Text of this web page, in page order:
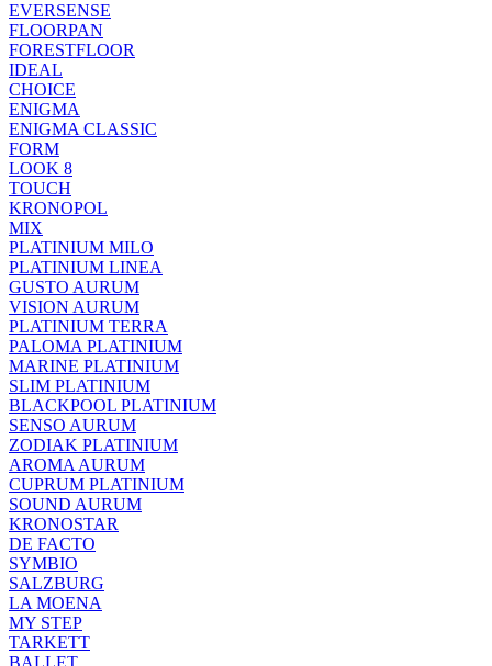
EVERSENSE
FLOORPAN
FORESTFLOOR
IDEAL
CHOICE
ENIGMA
ENIGMA CLASSIC
FORM
LOOK 8
TOUCH
KRONOPOL
MIX
PLATINIUM MILO
PLATINIUM LINEA
GUSTO AURUM
VISION AURUM
PLATINIUM TERRA
PALOMA PLATINIUM
MARINE PLATINIUM
SLIM PLATINIUM
BLACKPOOL PLATINIUM
SENSO AURUM
ZODIAK PLATINIUM
AROMA AURUM
CUPRUM PLATINIUM
SOUND AURUM
KRONOSTAR
DE FACTO
SYMBIO
SALZBURG
LA MOENA
MY STEP
TARKETT
BALLET